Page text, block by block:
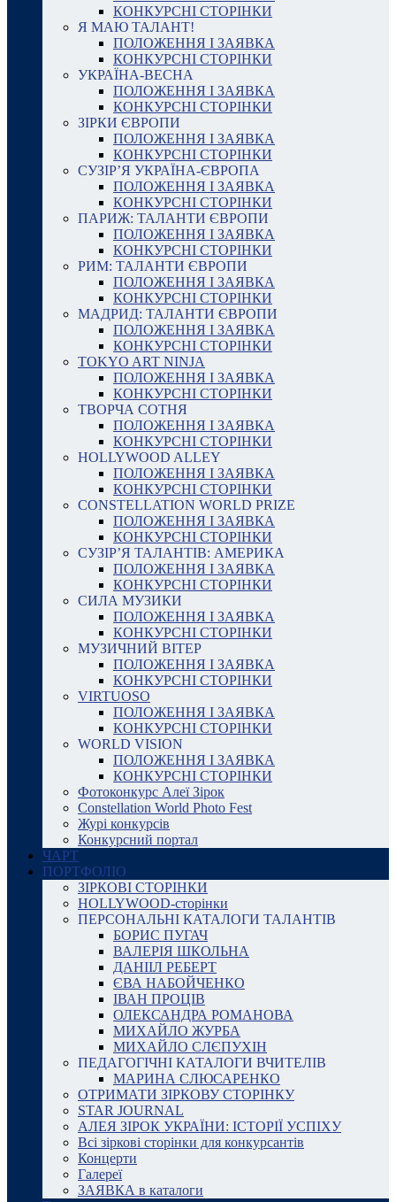
КОНКУРСНІ СТОРІНКИ
Я МАЮ ТАЛАНТ!
ПОЛОЖЕННЯ І ЗАЯВКА
КОНКУРСНІ СТОРІНКИ
УКРАЇНА-ВЕСНА
ПОЛОЖЕННЯ І ЗАЯВКА
КОНКУРСНІ СТОРІНКИ
ЗІРКИ ЄВРОПИ
ПОЛОЖЕННЯ І ЗАЯВКА
КОНКУРСНІ СТОРІНКИ
СУЗІР’Я УКРАЇНА-ЄВРОПА
ПОЛОЖЕННЯ І ЗАЯВКА
КОНКУРСНІ СТОРІНКИ
ПАРИЖ: ТАЛАНТИ ЄВРОПИ
ПОЛОЖЕННЯ І ЗАЯВКА
КОНКУРСНІ СТОРІНКИ
РИМ: ТАЛАНТИ ЄВРОПИ
ПОЛОЖЕННЯ І ЗАЯВКА
КОНКУРСНІ СТОРІНКИ
МАДРИД: ТАЛАНТИ ЄВРОПИ
ПОЛОЖЕННЯ І ЗАЯВКА
КОНКУРСНІ СТОРІНКИ
TOKYO ART NINJA
ПОЛОЖЕННЯ І ЗАЯВКА
КОНКУРСНІ СТОРІНКИ
ТВОРЧА СОТНЯ
ПОЛОЖЕННЯ І ЗАЯВКА
КОНКУРСНІ СТОРІНКИ
HOLLYWOOD ALLEY
ПОЛОЖЕННЯ І ЗАЯВКА
КОНКУРСНІ СТОРІНКИ
CONSTELLATION WORLD PRIZE
ПОЛОЖЕННЯ І ЗАЯВКА
КОНКУРСНІ СТОРІНКИ
СУЗІР’Я ТАЛАНТІВ: АМЕРИКА
ПОЛОЖЕННЯ І ЗАЯВКА
КОНКУРСНІ СТОРІНКИ
СИЛА МУЗИКИ
ПОЛОЖЕННЯ І ЗАЯВКА
КОНКУРСНІ СТОРІНКИ
МУЗИЧНИЙ ВІТЕР
ПОЛОЖЕННЯ І ЗАЯВКА
КОНКУРСНІ СТОРІНКИ
VIRTUOSO
ПОЛОЖЕННЯ І ЗАЯВКА
КОНКУРСНІ СТОРІНКИ
WORLD VISION
ПОЛОЖЕННЯ І ЗАЯВКА
КОНКУРСНІ СТОРІНКИ
Фотоконкурс Алеї Зірок
Constellation World Photo Fest
Журі конкурсів
Конкурсний портал
ЧАРТ
ПОРТФОЛІО
ЗІРКОВІ СТОРІНКИ
HOLLYWOOD-сторінки
ПЕРСОНАЛЬНІ КАТАЛОГИ ТАЛАНТІВ
БОРИС ПУГАЧ
ВАЛЕРІЯ ШКОЛЬНА
ДАНІІЛ РЕБЕРТ
ЄВА НАБОЙЧЕНКО
ІВАН ПРОЦІВ
ОЛЕКСАНДРА РОМАНОВА
МИХАЙЛО ЖУРБА
МИХАЙЛО СЛЄПУХІН
ПЕДАГОГІЧНІ КАТАЛОГИ ВЧИТЕЛІВ
МАРИНА СЛЮСАРЕНКО
ОТРИМАТИ ЗІРКОВУ СТОРІНКУ
STAR JOURNAL
АЛЕЯ ЗІРОК УКРАЇНИ: ІСТОРІЇ УСПІХУ
Всі зіркові сторінки для конкурсантів
Концерти
Галереї
ЗАЯВКА в каталоги